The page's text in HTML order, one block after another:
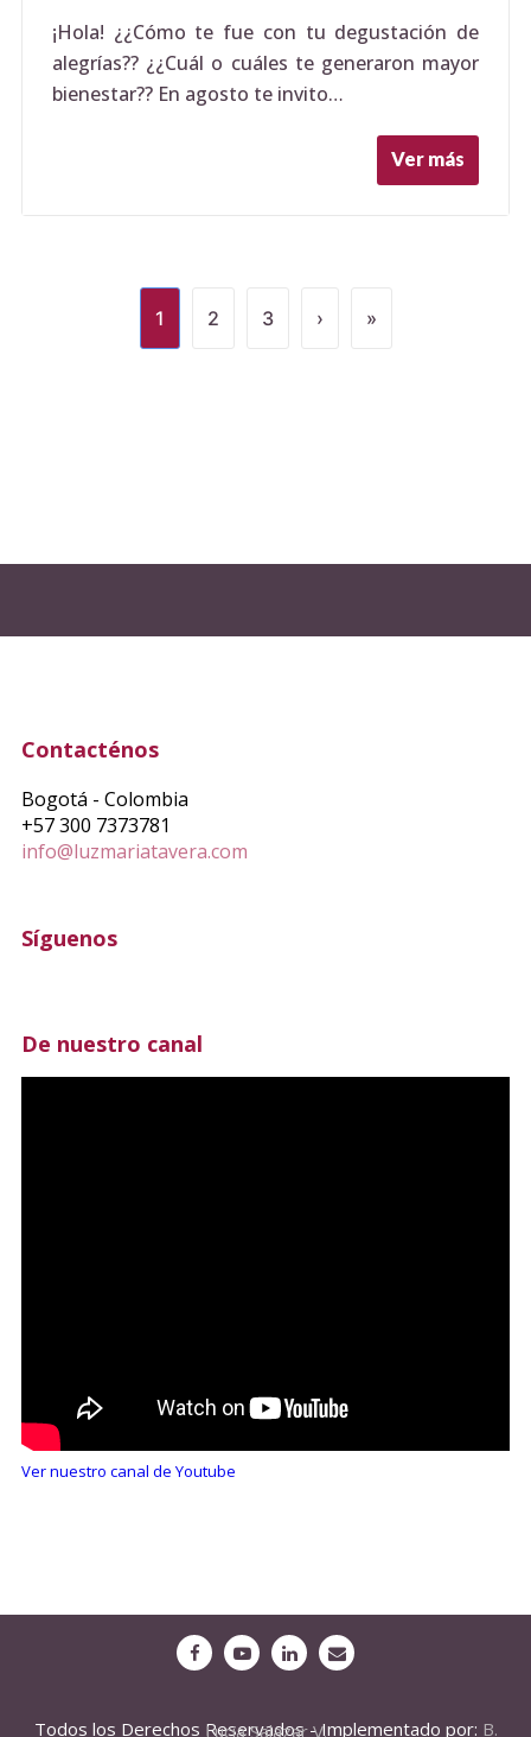
¡Hola! ¿¿Cómo te fue con tu degustación de
alegrías?? ¿¿Cuál o cuáles te generaron mayor
bienestar?? En agosto te invito…
Ver más
1 2 3 › »
Contacténos
Bogotá - Colombia
+57 300 7373781
info@luzmariatavera.com
Síguenos
De nuestro canal
Ver nuestro canal de Youtube
Todos los Derechos Reservados - Implementado por:
B. Lucia Salazar V.